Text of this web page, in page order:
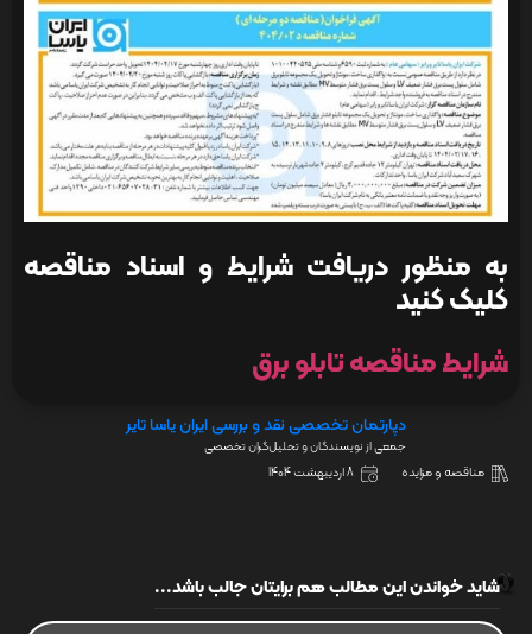
به منظور دریافت شرایط و اسناد مناقصه
کلیک کنید
شرایط مناقصه تابلو برق
دپارتمان تخصصی نقد و بررسی ایران یاسا تایر
جمعی از نویسندگان و تحلیل‌گران تخصصی
مناقصه و مزایده 8 اردیبهشت 1404
شاید خواندن این مطالب هم برایتان جالب باشد...